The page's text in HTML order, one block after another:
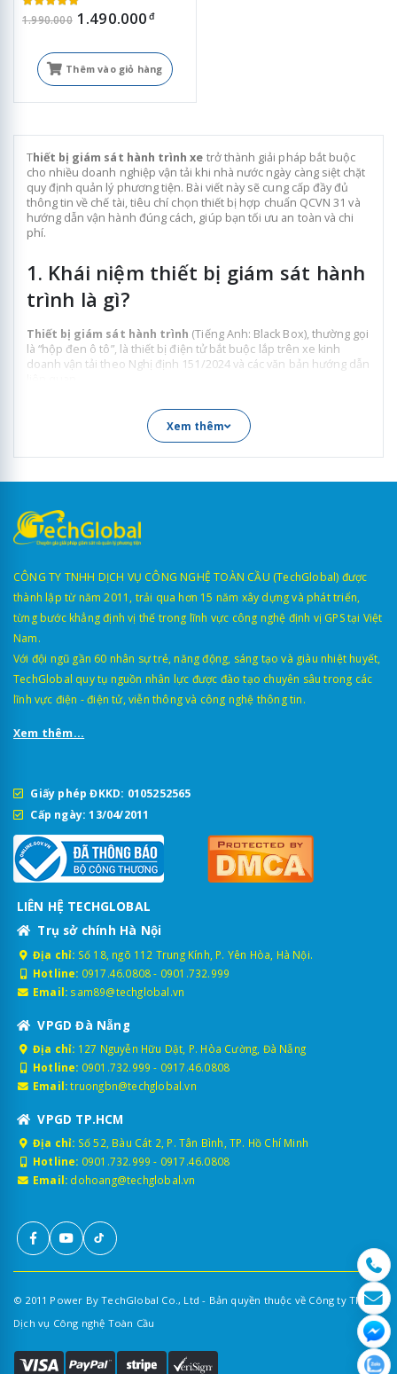
1.990.000 1.490.000 đ
Thêm vào giỏ hàng
Thiết bị giám sát hành trình xe trở thành giải pháp bắt buộc
cho nhiều doanh nghiệp vận tải khi nhà nước ngày càng siệt chặt
quy định quản lý phương tiện. Bài viết này sẽ cung cấp đầy đủ
thông tin về chế tài, tiêu chí chọn thiết bị hợp chuẩn QCVN 31 và
hướng dẫn vận hành đúng cách, giúp bạn tối ưu an toàn và chi
phí.
1. Khái niệm thiết bị giám sát hành
trình là gì?
Thiết bị giám sát hành trình (Tiếng Anh: Black Box), thường gọi
là “hộp đen ô tô”, là thiết bị điện tử bắt buộc lắp trên xe kinh
doanh vận tải theo Nghị định 151/2024 và các văn bản hướng dẫn
Thiết bị này được thiết kế để:
Định vị GPS thời gian thực, giúp theo dõi vị trí chính
xác.
Ghi nhận dữ liệu hành trình, bao gồm tốc độ và thời
Truyền dữ liệu hợp chuẩn về máy chủ Bộ Công Anh,
phục vụ quản lý và giám sát.
Khác với định vị GPS thông thường chỉ xác định vị trí (lắp cho xe
cá nhân), thiết bị hành trình xe này là phiên bản nâng cấp, có giá
trị pháp lý bắt buộc cho xe vận tải. Thiết bị này có đầu đọc thẻ lái
xe (RFID) để ghi nhận tên tài xế, có cổng trích xuất dữ liệu, và bắt
buộc phải truyền dữ liệu liên tục về Bộ Công An.
2. Quy định về lắp thiết bị giám sát
hành trình ô tô
2.1. Cơ sở pháp lý
Lắp giám sát hành trình GPS trên xe kinh doanh vận tải là nghĩa
vụ bắt buộc, được quy định trong các văn bản quan trọng như:
Nghị định 10/2020/NĐ-CP
Nghị định 47/2022/NĐ-CP
Nghị định 151/2024/NĐ-CP
2.2. Đối tượng bắt buộc lắp
Theo quy định hiện hành, các loại phương tiện sau phải lắp thiết
Xe tải kinh doanh vận tải hàng hóa thông mang phù
hiệu "xe tải", nhưng không phải là xe đầu kéo hay
container.
Xe taxi truyền thống & taxi công nghệ (Xanh SM,
Xem thêm
CÔNG TY TNHH DỊCH VỤ CÔNG NGHỆ TOÀN CẦU (TechGlobal) được
thành lập từ năm 2011, trải qua hơn 15 năm xây dựng và phát triển,
từng bước khẳng định vị thế trong lĩnh vực công nghệ định vị GPS tại Việt
Nam.
Với đội ngũ gần 60 nhân sự trẻ, năng động, sáng tạo và giàu nhiệt huyết,
TechGlobal quy tụ nguồn nhân lực được đào tạo chuyên sâu trong các
lĩnh vực điện - điện tử, viễn thông và công nghệ thông tin.
Xem thêm...
Giấy phép ĐKKD: 0105252565
Cấp ngày: 13/04/2011
LIÊN HỆ TECHGLOBAL
Trụ sở chính Hà Nội
Địa chỉ: Số 18, ngõ 112 Trung Kính, P. Yên Hòa, Hà Nội.
Hotline: 0917.46.0808- 0901.732.999
Email: sam89@techglobal.vn
VPGD Đà Nẵng
Địa chỉ: 127 Nguyễn Hữu Dật, P. Hòa Cường, Đà Nẵng
Hotline: 0901.732.999 - 0917.46.0808
Email: truongbn@techglobal.vn
VPGD TP.HCM
Địa chỉ: Số 52, Bàu Cát 2, P. Tân Bình, TP. Hồ Chí Minh
Hotline: 0901.732.999 - 0917.46.0808
Email: dohoang@techglobal.vn
© 2011 Power By TechGlobal Co., Ltd - Bản quyền thuộc về Công ty TNHH
Dịch vụ Công nghệ Toàn Cầu